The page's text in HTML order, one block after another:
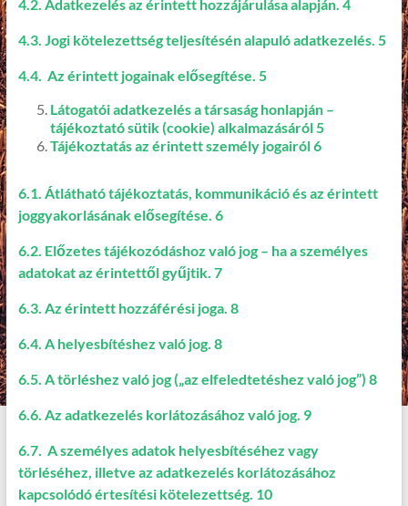
4.2. Adatkezelés az érintett hozzájárulása alapján. 4
4.3. Jogi kötelezettség teljesítésén alapuló adatkezelés. 5
4.4. Az érintett jogainak elősegítése. 5
Látogatói adatkezelés a társaság honlapján –
tájékoztató sütik (cookie) alkalmazásáról 5
Tájékoztatás az érintett személy jogairól 6
6.1. Átlátható tájékoztatás, kommunikáció és az érintett
joggyakorlásának elősegítése. 6
6.2. Előzetes tájékozódáshoz való jog – ha a személyes
adatokat az érintettől gyűjtik. 7
6.3. Az érintett hozzáférési joga. 8
6.4. A helyesbítéshez való jog. 8
6.5. A törléshez való jog („az elfeledtetéshez való jog”) 8
6.6. Az adatkezelés korlátozásához való jog. 9
6.7. A személyes adatok helyesbítéséhez vagy
törléséhez, illetve az adatkezelés korlátozásához
kapcsolódó értesítési kötelezettség. 10